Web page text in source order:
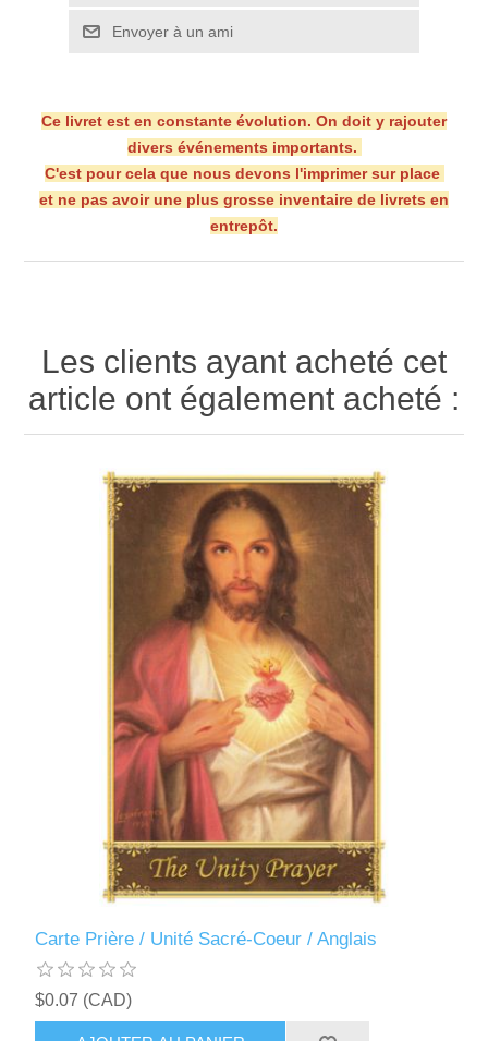
Envoyer à un ami
Ce livret est en constante évolution. On doit y rajouter
divers événements importants.
C'est pour cela que nous devons l'imprimer sur place
et ne pas avoir une plus grosse inventaire de livrets en
entrepôt.
Les clients ayant acheté cet
article ont également acheté :
Carte Prière / Unité Sacré-Coeur / Anglais
$0.07 (CAD)